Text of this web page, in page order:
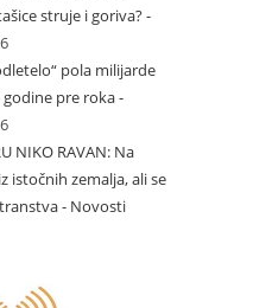
struje i goriva? -
pola milijarde
godine pre roka -
NIKO RAVAN: Na
istočnih zemalja, ali se
- Novosti